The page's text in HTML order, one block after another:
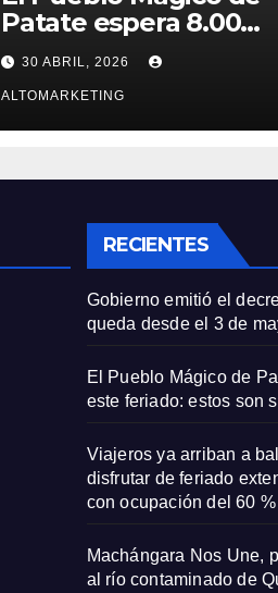
Patate espera 8.000
turistas en este
feriado: estos son
sus atractivos
30 ABRIL, 2026
ALTOMARKETING
RECIENTES
Gobierno emitió el
queda desde el 3 de
El Pueblo Mágico de
este feriado: estos son
Viajeros ya arriban a
disfrutar de feriado
con ocupación del 60
Machángara Nos Une,
al río contaminado de